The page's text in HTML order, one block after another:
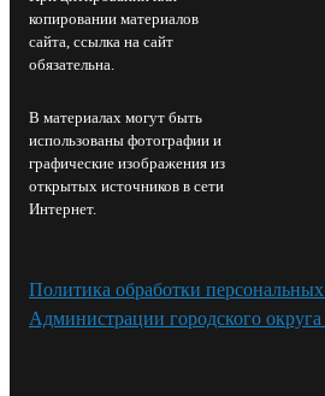
копировании материалов
сайта, ссылка на сайт
обязательна.
В материалах могут быть
использованы фотографии и
графические изображения из
открытых источников в сети
Интернет.
Политика обработки
Администрации городского